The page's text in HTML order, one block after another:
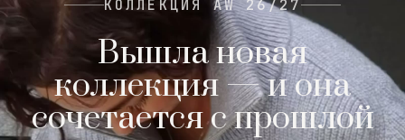
КОЛЛЕКЦИЯ AW 26/27
Вышла новая
коллекция — и она
сочетается с прошлой